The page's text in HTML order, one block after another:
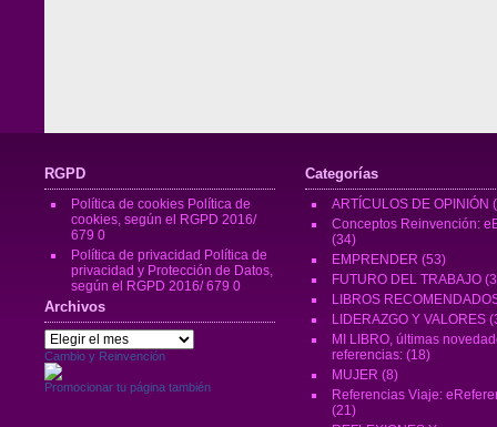
RGPD
Política de cookies Política de
cookies, según el RGPD 2016/
679 0
Política de privacidad Política de
privacidad y Protección de Datos,
según el RGPD 2016/ 679 0
Archivos
Archivos
Cambio y Reinvención
Promocionar tu página también
Categorías
ARTÍCULOS DE OPINIÓN
Conceptos Reinvención:
(34)
EMPRENDER (53)
FUTURO DEL TRABAJO
LIBROS
LIDERAZGO Y VALORES
MI LIBRO, últimas
referencias: (18)
MUJER (8)
Referencias Viaje:
(21)